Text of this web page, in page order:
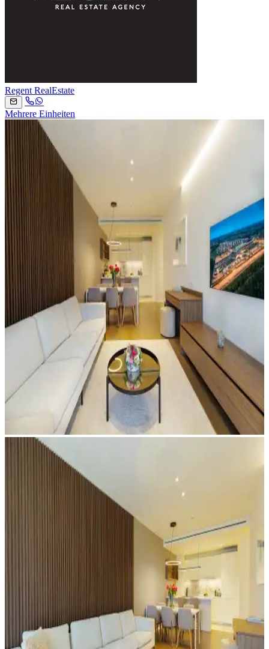
Regent RealEstate
Mehrere Einheiten